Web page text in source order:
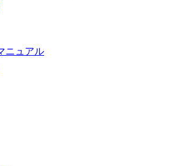
カートに追加
ニュアル